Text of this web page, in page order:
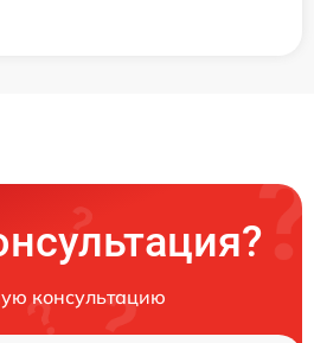
консультацию